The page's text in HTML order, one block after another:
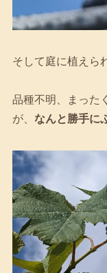
そして庭に植えら
品種不明、まった
が、 なんと勝手に